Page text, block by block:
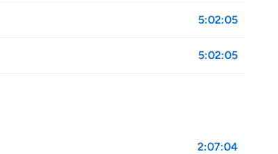
5:02:05
5:02:05
2:07:04